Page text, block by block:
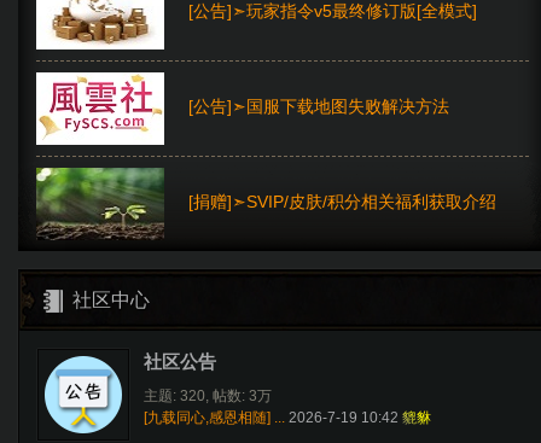
[公告]➣玩家指令v5最终修订版[全模式]
[公告]➣国服下载地图失败解决方法
[捐赠]➣SVIP/皮肤/积分相关福利获取介绍
社区中心
社区公告
主题: 320, 帖数: 3万
[九载同心,感恩相随] ... 2026-7-19 10:42 貔貅